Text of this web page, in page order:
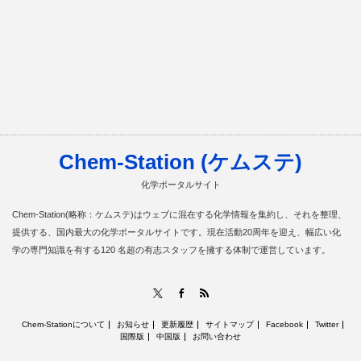
Chem-Station (ケムステ)
化学ポータルサイト
Chem-Station(略称：ケムステ)はウェブに混在する化学情報を集約し、それを整理、
提供する、国内最大の化学ポータルサイトです。現在活動20周年を迎え、幅広い化
学の専門知識を有する120 名超の有志スタッフを擁する体制で運営しています。
Facebook
Chem-Stationについて お知らせ 更新履歴 サイトマップ Facebook
Twitter
国際版
中国版 お問い合わせ